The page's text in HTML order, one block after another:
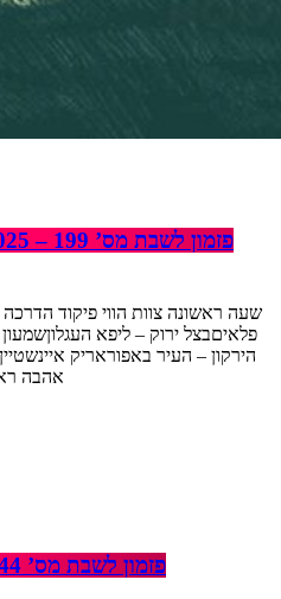
שעה ראשונה צוות הווי פיקוד
פלאיםבצל ירוק – ליפא
הירקון – העיר באפוראריק
אהבה
פזמון לשבת מס’ 144 – 26.7.2024 – דן אלמגור